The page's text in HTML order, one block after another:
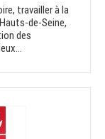
travailler à la
de-Seine,
des